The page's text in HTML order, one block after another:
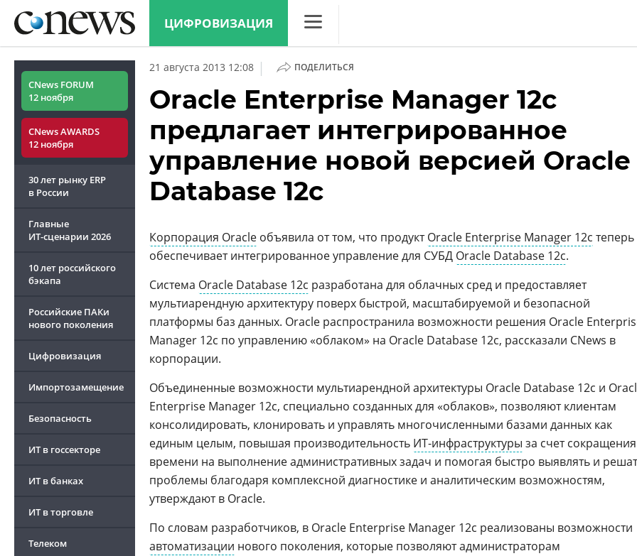
ЦИФРОВИЗАЦИЯ
Конференции
Маркет
Техника
ТВ
CNews FORUM
12 ноября
CNews AWARDS
12 ноября
30 лет рынку ERP
в России
Главные
ИТ-сценарии 2026
10 лет российского
бэкапа
Российские ПАКи
нового поколения
Цифровизация
Импортозамещение
Безопасность
ИТ в госсекторе
ИТ в банках
ИТ в торговле
Телеком
21 августа 2013 12:08 | ПОДЕЛИТЬСЯ
Oracle Enterprise Manager 12c
предлагает интегрированное
управление новой версией Oracle
Database 12c
Корпорация Oracle объявила от том, что продуктOracle Enterprise Manager 12c теперь
обеспечивает интегрированное управление для СУБД Oracle Database 12c.
Система Oracle Database 12c разработана для облачных сред и предоставляет
мультиарендную архитектуру поверх быстрой, масштабируемой и безопасной
платформы баз данных. Oracle распространила возможности решения Oracle
Manager 12c по управлению «облаком» на Oracle Database 12c, рассказали CNews в
корпорации.
Объединенные возможности мультиарендной архитектуры Oracle Database 12c и
Enterprise Manager 12c, специально созданных для «облаков», позволяют клиентам
консолидировать, клонировать и управлять многочисленными базами данных как
единым целым, повышая производительность ИТ-инфраструктуры за счет сокращения
времени на выполнение административных задач и помогая быстро выявлять и
проблемы благодаря комплексной диагностике и аналитическим возможностям,
утверждают в Oracle.
По словам разработчиков, в Oracle Enterprise Manager 12c реализованы возможности
автоматизации нового поколения, которые позволяют администраторам